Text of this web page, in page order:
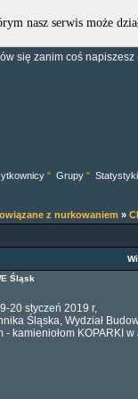
Forum Dive
się zanim coś napiszesz
" Grupy " Statystyki
z nurkowaniem »
Śląsk
20 styczeń 2019 r,
Śląska, Wydział
kamieniołom KOPARKI w
nasz serwis może